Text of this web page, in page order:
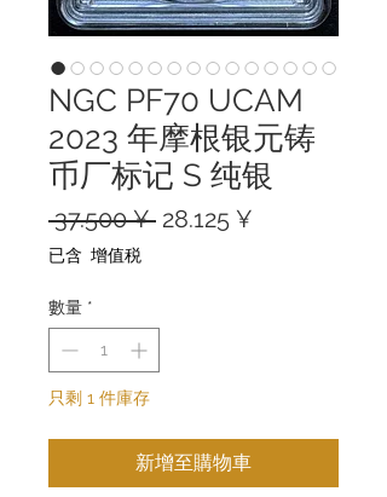
NGC PF70 UCAM
2023 年摩根银元铸
币厂标记 S 纯银
37.500 ¥ 一
28.125 ¥
已含 增值税
數量 *
只剩 1 件庫存
新增至購物車